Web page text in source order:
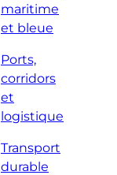
maritime
et bleue
Ports,
corridors
et
logistique
Transport
durable